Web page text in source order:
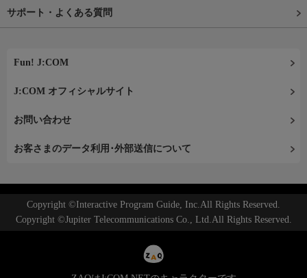
サポート・よくある質問
Fun! J:COM
J:COM オフィシャルサイト
お問い合わせ
お客さまのデータ利用･外部送信について
Copyright ©Interactive Program Guide, Inc.All Rights Reserved.
Copyright ©Jupiter Telecommunications Co., Ltd.All Rights Reserved.